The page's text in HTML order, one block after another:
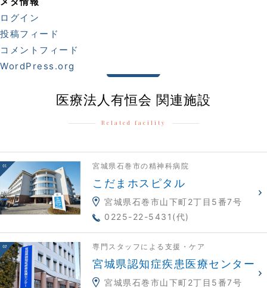
ログイン
投稿フィード
コメントフィード
WordPress.org
医療法人有恒会 関連施設
Related facility
宮城県石巻市の精神科病院
こだまホスピタル
宮城県石巻市山下町2丁目5番7号
0225-22-5431(代)
専門スタッフによる支援・ケア
宮城県認知症疾患医療センター
宮城県石巻市山下町2丁目5番7号